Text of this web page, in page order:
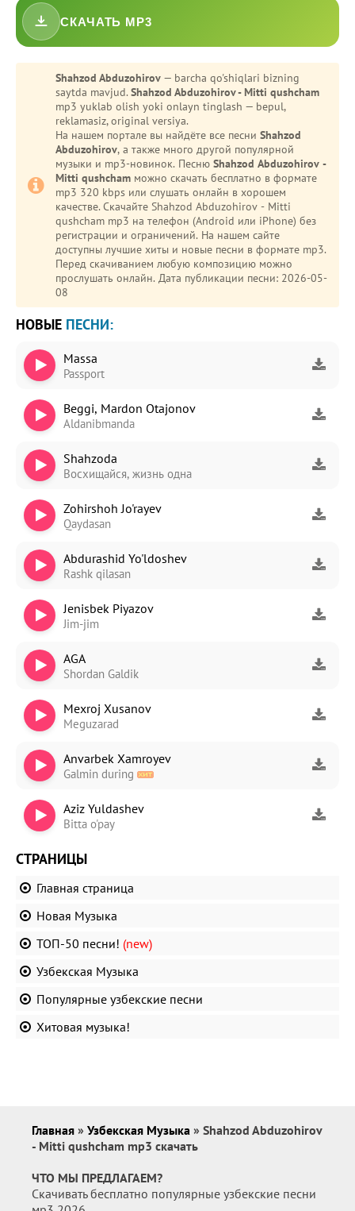
СКАЧАТЬ MP3
Shahzod Abduzohirov — barcha qo'shiqlari bizning
saytda mavjud. Shahzod Abduzohirov - Mitti qushcham
mp3 yuklab olish yoki onlayn tinglash — bepul,
reklamasiz, original versiya.
На нашем портале вы найдёте все песни Shahzod
Abduzohirov, а также много другой популярной
музыки и mp3-новинок. Песню Shahzod Abduzohirov -
Mitti qushcham можно скачать бесплатно в формате
mp3 320 kbps или слушать онлайн в хорошем
качестве. Скачайте Shahzod Abduzohirov - Mitti
qushcham mp3 на телефон (Android или iPhone) без
регистрации и ограничений. На нашем сайте
доступны лучшие хиты и новые песни в формате mp3.
Перед скачиванием любую композицию можно
прослушать онлайн. Дата публикации песни: 2026-05-
08
НОВЫЕ ПЕСНИ:
Massa
Passport
Beggi, Mardon Otajonov
Aldanibmanda
Shahzoda
Восхищайся, жизнь одна
Zohirshoh Jo'rayev
Qaydasan
Abdurashid Yo'ldoshev
Rashk qilasan
Jenisbek Piyazov
Jim-jim
AGA
Shordan Galdik
Mexroj Xusanov
Meguzarad
Anvarbek Xamroyev
Galmin during
Aziz Yuldashev
Bitta o'pay
СТРАНИЦЫ
Главная страница
Новая Музыка
ТОП-50 песни! (new)
Узбекская Музыка
Популярные узбекские песни
Хитовая музыка!
Главная » Узбекская Музыка » Shahzod Abduzohirov
- Mitti qushcham mp3 скачать
ЧТО МЫ ПРЕДЛАГАЕМ?
Скачивать бесплатно популярные узбекские песни
Oshiq edim